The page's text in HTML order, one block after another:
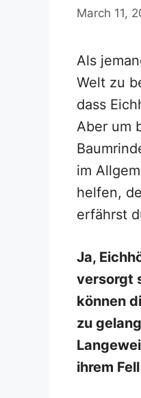
March 11,
Als
Welt zu
dass
Aber um
im
helfen,
erfährst
Ja,
versorgt
können
zu
ihrem